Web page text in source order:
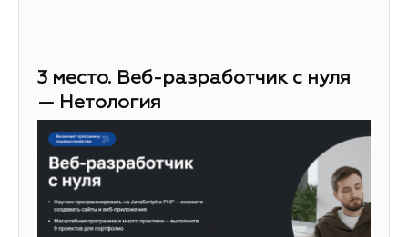
3 место. Веб-разработчик с нуля
— Нетология